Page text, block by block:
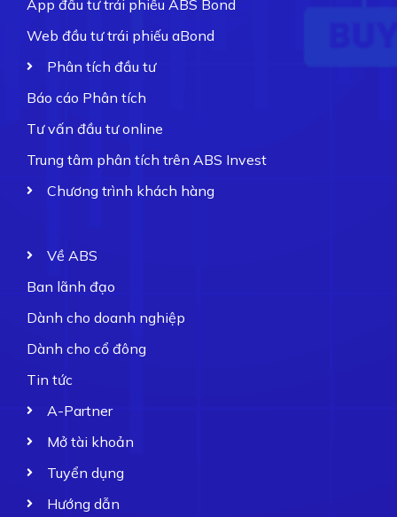
App đầu tư trái phiếu ABS Bond
Web đầu tư trái phiếu aBond
Phân tích đầu tư
Báo cáo Phân tích
Tư vấn đầu tư online
Trung tâm phân tích trên ABS Invest
Chương trình khách hàng
Về ABS
Ban lãnh đạo
Dành cho doanh nghiệp
Dành cho cổ đông
Tin tức
A-Partner
Mở tài khoản
Tuyển dụng
Hướng dẫn